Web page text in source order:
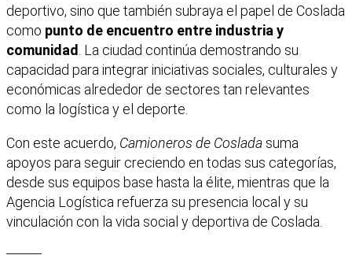
deportivo, sino que también subraya el papel de Coslada
como punto de encuentro entre industria y
comunidad . La ciudad continúa demostrando su
capacidad para integrar iniciativas sociales, culturales y
económicas alrededor de sectores tan relevantes
como la logística y el deporte.
Con este acuerdo, Camioneros de Coslada suma
apoyos para seguir creciendo en todas sus categorías,
desde sus equipos base hasta la élite, mientras que la
Agencia Logística refuerza su presencia local y su
vinculación con la vida social y deportiva de Coslada.